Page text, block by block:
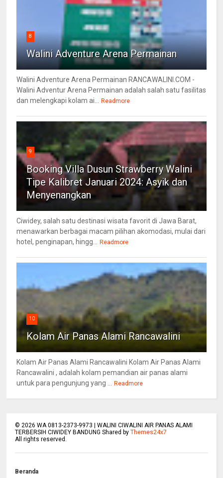
8
Walini Adventure Arena Permainan
Walini Adventure Arena Permainan RANCAWALINI.COM -
Walini Adventur Arena Permainan adalah salah satu fasilitas
dan melengkapi kolam ai...
Readmore
9
Booking Villa Dusun Strawberry Walini
Tipe Kalibret Januari 2024: Asyik dan
Menyenangkan
Ciwidey, salah satu destinasi wisata favorit di Jawa Barat,
menawarkan berbagai macam pilihan akomodasi, mulai dari
hotel, penginapan, hingg...
Readmore
10
Kolam Air Panas Alami Rancawalini
Kolam Air Panas Alami Rancawalini Kolam Air Panas Alami
Rancawalini , adalah kolam pemandian air panas alami
untuk para pengunjung yang ...
Readmore
© 2026 WA 0813-2373-9973 | WALINI CIWALINI AIR PANAS ALAMI
TERBERSIH CIWIDEY BANDUNG Shared byThemes24x7
All rights reserved.
Beranda